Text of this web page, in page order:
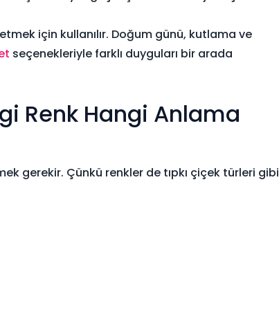
için kullanılır. Doğum günü, kutlama ve
seçenekleriyle farklı duyguları bir arada
Renk Hangi Anlama
gerekir. Çünkü renkler de tıpkı çiçek türleri gibi